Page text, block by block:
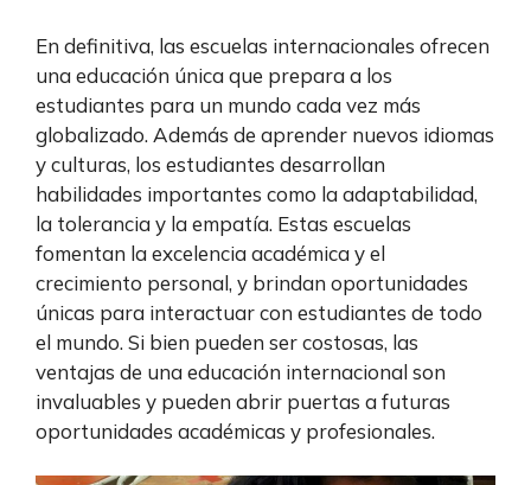
En definitiva, las escuelas internacionales ofrecen
una educación única que prepara a los
estudiantes para un mundo cada vez más
globalizado. Además de aprender nuevos idiomas
y culturas, los estudiantes desarrollan
habilidades importantes como la adaptabilidad,
la tolerancia y la empatía. Estas escuelas
fomentan la excelencia académica y el
crecimiento personal, y brindan oportunidades
únicas para interactuar con estudiantes de todo
el mundo. Si bien pueden ser costosas, las
ventajas de una educación internacional son
invaluables y pueden abrir puertas a futuras
oportunidades académicas y profesionales.